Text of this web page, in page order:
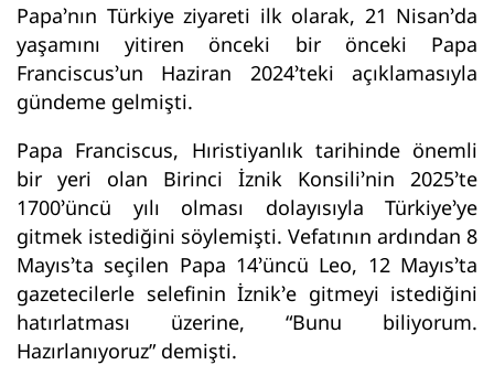
Papa’nın Türkiye ziyareti ilk olarak, 21 Nisan’da
yaşamını yitiren önceki bir önceki Papa
Franciscus’un Haziran 2024’teki açıklamasıyla
gündeme gelmişti.
Papa Franciscus, Hıristiyanlık tarihinde önemli
bir yeri olan Birinci İznik Konsili’nin 2025’te
1700’üncü yılı olması dolayısıyla Türkiye’ye
gitmek istediğini söylemişti. Vefatının ardından 8
Mayıs’ta seçilen Papa 14’üncü Leo, 12 Mayıs’ta
gazetecilerle selefinin İznik’e gitmeyi istediğini
hatırlatması üzerine, “Bunu biliyorum.
Hazırlanıyoruz” demişti.